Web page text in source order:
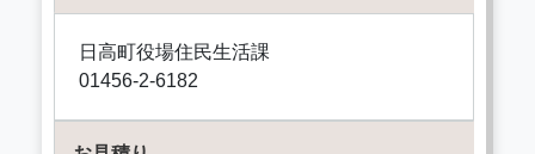
日高町役場住民生活課
01456-2-6182